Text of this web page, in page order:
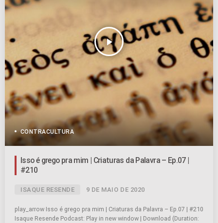
play_arrow
CONTRACULTURA
Isso é grego pra mim | Criaturas da Palavra – Ep.07 |
#210
ISAQUE RESENDE 9 DE MAIO DE 2020
play_arrow Isso é grego pra mim | Criaturas da Palavra – Ep.07 | #210
Isaque Resende Podcast: Play in new window | Download (Duration: